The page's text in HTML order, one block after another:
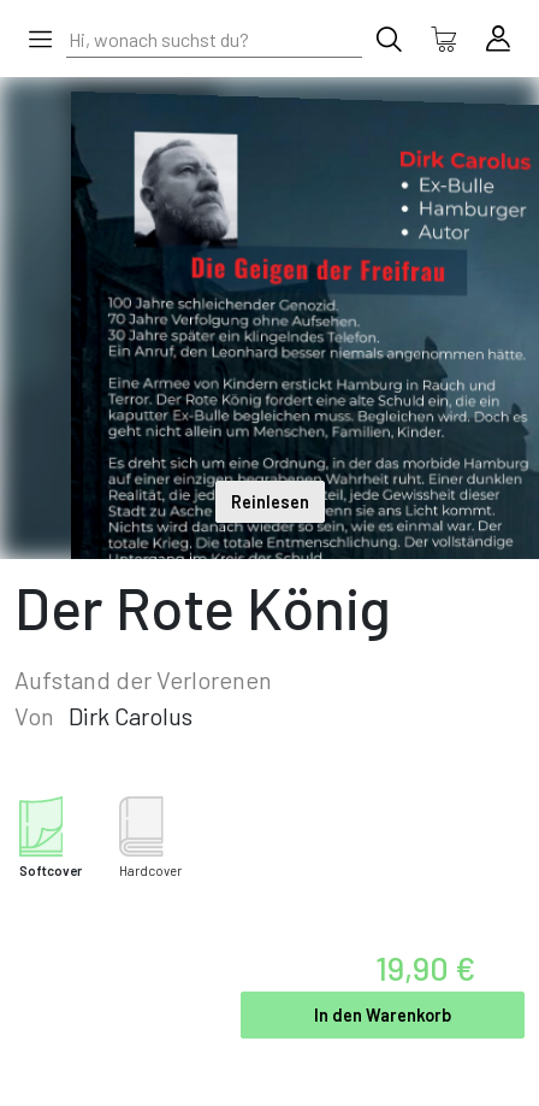
Reinlesen
Der Rote König
Aufstand der Verlorenen
Von
Dirk Carolus
Softcover Hardcover
19,90 €
In den Warenkorb